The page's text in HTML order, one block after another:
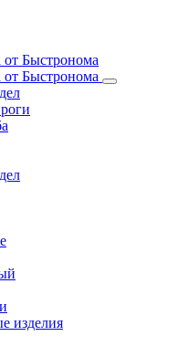
Быстронома
Быстронома
изделия